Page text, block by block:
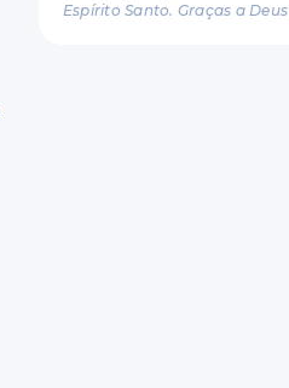
Espírito Santo. Graças a Deus